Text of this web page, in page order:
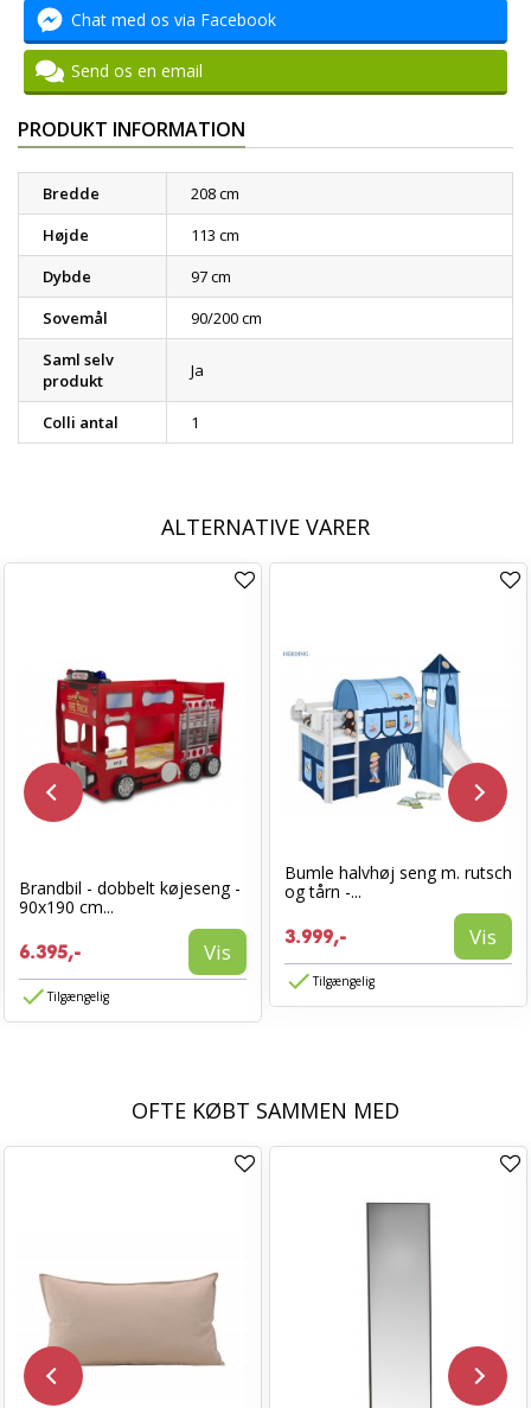
Chat med os via Facebook
Send os en email
PRODUKT INFORMATION
Bredde
208 cm
Højde
113 cm
Dybde
97 cm
Sovemål
90/200 cm
Saml selv
produkt
Ja
Colli antal 1
ALTERNATIVE VARER
Brandbil - dobbelt køjeseng -
90x190 cm...
6.395,- Vis
Tilgængelig
Bumle halvhøj seng m. rutsch
og tårn -...
3.999,- Vis
Tilgængelig
OFTE KØBT SAMMEN MED